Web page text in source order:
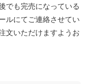
でも完売になっている
ルにてご連絡させてい
文いただけますようお